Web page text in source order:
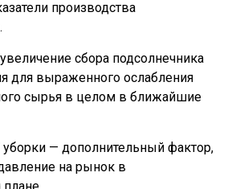
производства
сбора подсолнечника
для выраженного ослабления
сырья в целом в ближайшие
— дополнительный фактор,
на рынок в